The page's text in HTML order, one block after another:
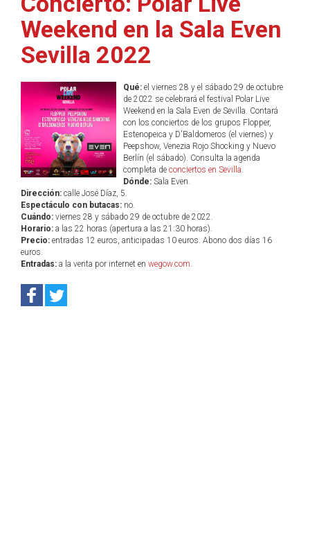
Weekend en la Sala Even
Sevilla 2022
Qué:el viernes 28 y el sábado 29 de octubre
de 2022 se celebrará el festival Polar Live
Weekend en la Sala Even de Sevilla. Contará
con los conciertos de los grupos Flopper,
Estenopeica y D'Baldomeros (el viernes) y
Peepshow, Venezia Rojo Shocking y Nuevo
Berlín (el sábado). Consulta la agenda
completa de conciertos en Sevilla.
Dónde:Sala Even.
Dirección: calle José Díaz, 5.
Espectáculo con butacas: no.
Cuándo: viernes 28 y sábado 29 de octubre de 2022.
Horario: a las 22 horas (apertura a las 21:30 horas).
Precio: entradas 12 euros, anticipadas 10 euros. Abono dos días 16
euros.
Entradas: a la venta por internet en wegow.com.